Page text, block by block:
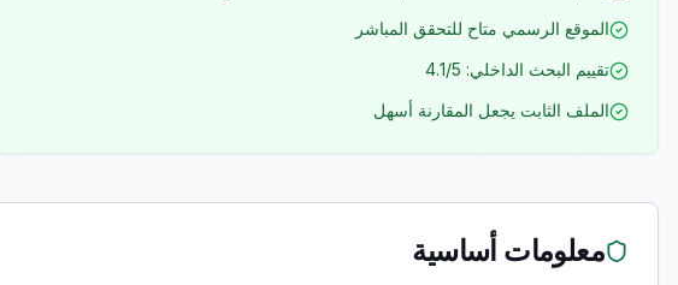
الموقع الرسمي متاح للتحقق المباشر
تقييم البحث الداخلي: 4.1/5
الملف الثابت يجعل المقارنة أسهل
معلومات أساسية